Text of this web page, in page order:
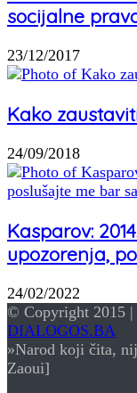
socijalne
23/12/2017
Kako
24/09/2018
Kasparov:
upozorenja,
24/02/2022
© Copyright 2015
DIALOGOS.BA
»Narod koji čita,
Zaoui]